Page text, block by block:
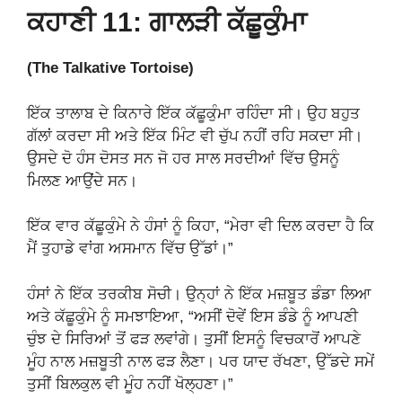
ਕਹਾਣੀ 11: ਗਾਲੜੀ ਕੱਛੂਕੁੰਮਾ
(The Talkative Tortoise)
ਇੱਕ ਤਾਲਾਬ ਦੇ ਕਿਨਾਰੇ ਇੱਕ ਕੱਛੂਕੁੰਮਾ ਰਹਿੰਦਾ ਸੀ। ਉਹ ਬਹੁਤ
ਗੱਲਾਂ ਕਰਦਾ ਸੀ ਅਤੇ ਇੱਕ ਮਿੰਟ ਵੀ ਚੁੱਪ ਨਹੀਂ ਰਹਿ ਸਕਦਾ ਸੀ।
ਉਸਦੇ ਦੋ ਹੰਸ ਦੋਸਤ ਸਨ ਜੋ ਹਰ ਸਾਲ ਸਰਦੀਆਂ ਵਿੱਚ ਉਸਨੂੰ
ਮਿਲਣ ਆਉਂਦੇ ਸਨ।
ਇੱਕ ਵਾਰ ਕੱਛੂਕੁੰਮੇ ਨੇ ਹੰਸਾਂ ਨੂੰ ਕਿਹਾ, “ਮੇਰਾ ਵੀ ਦਿਲ ਕਰਦਾ ਹੈ ਕਿ
ਮੈਂ ਤੁਹਾਡੇ ਵਾਂਗ ਅਸਮਾਨ ਵਿੱਚ ਉੱਡਾਂ।”
ਹੰਸਾਂ ਨੇ ਇੱਕ ਤਰਕੀਬ ਸੋਚੀ। ਉਨ੍ਹਾਂ ਨੇ ਇੱਕ ਮਜ਼ਬੂਤ ਡੰਡਾ ਲਿਆ
ਅਤੇ ਕੱਛੂਕੁੰਮੇ ਨੂੰ ਸਮਝਾਇਆ, “ਅਸੀਂ ਦੋਵੇਂ ਇਸ ਡੰਡੇ ਨੂੰ ਆਪਣੀ
ਚੁੰਝ ਦੇ ਸਿਰਿਆਂ ਤੋਂ ਫੜ ਲਵਾਂਗੇ। ਤੁਸੀਂ ਇਸਨੂੰ ਵਿਚਕਾਰੋਂ ਆਪਣੇ
ਮੂੰਹ ਨਾਲ ਮਜ਼ਬੂਤੀ ਨਾਲ ਫੜ ਲੈਣਾ। ਪਰ ਯਾਦ ਰੱਖਣਾ, ਉੱਡਦੇ ਸਮੇਂ
ਤੁਸੀਂ ਬਿਲਕੁਲ ਵੀ ਮੂੰਹ ਨਹੀਂ ਖੋਲ੍ਹਣਾ।”